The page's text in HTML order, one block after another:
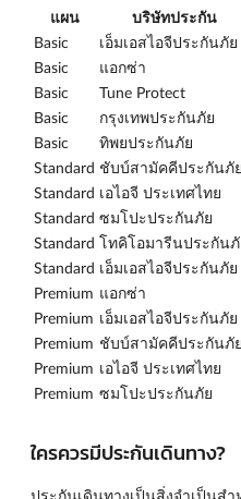
แผน บริษัทประกัน
Basic
เอ็มเอสไอจีประกันภัย
Basic
แอกซ่า
Basic
Tune Protect
Basic
กรุงเทพประกันภัย
Basic
ทิพยประกันภัย
Standard ชับบ์สามัคคีประกันภัย
Standard เอไอจี ประเทศไทย
Standard ซมโปะประกันภัย
Standard โทคิโอมารีนประกัน
Standard เอ็มเอสไอจีประกันภัย
Premium แอกซ่า
Premium เอ็มเอสไอจีประกันภัย
Premium ชับบ์สามัคคีประกันภัย
Premium เอไอจี ประเทศไทย
Premium ซมโปะประกันภัย
ใครควรมีประกันเดินทาง?
ประกันเดินทางเป็นสิ่งจำเป็นส